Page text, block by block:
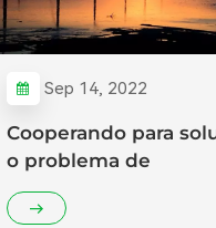
Sep 14, 2022
Cooperando para
o problema de
armazenamento e
de hidrogênio